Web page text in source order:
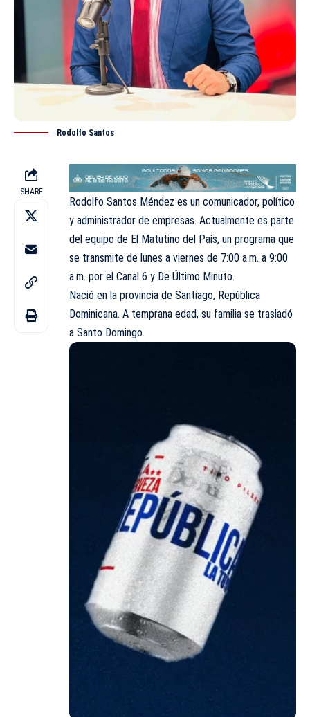
Rodolfo Santos
SHARE
Rodolfo Santos Méndez es un comunicador, político
y administrador de empresas. Actualmente es parte
del equipo de El Matutino del País, un programa que
se transmite de lunes a viernes de 7:00 a.m. a 9:00
a.m. por el Canal 6 y De Último Minuto.
Nació en la provincia de Santiago, República
Dominicana. A temprana edad, su familia se trasladó
a Santo Domingo.